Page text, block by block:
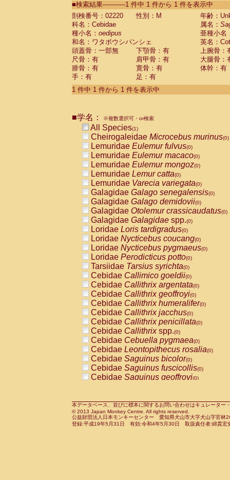
CebidaeSaguinus labiatus(0)
Cebidae Saguinus leucopus (0)
Cebidae
Cebidae
CebidaeSaguinus nigricollis (0)
Cebidae Saguinus oedipus
Cebidae Saguinus weddelli
Cebidae Saguinusspp.
Cebidae Aotus trivirgatus
Cebidae Cebus albifrons
CebidaeCebus nigrivittatus
CebidaeCebus
CebidaeSaimiri boliviensis(0)
CebidaeSaimiri sciureus(0)
AtelidaeAlouatta caraya(0)
AtelidaeAlouatta fusca(0)
AtelidaeAlouatta seniculus
AtelidaeAlouattaspp.(0)
AtelidaeAteles belzebuth(0)
AtelidaeAteles geoffroyi(0)
AtelidaeAteles paniscus(0)
AtelidaeAtelesspp.(0)
Atelidae Lagothrix lagothricha
AtelidaeLagothrix lagothricha cana
PitheciidaeCacajao calvus
PitheciidaeCallicebus cupreus
PitheciidaeCallicebus donacophilus
PitheciidaeCallicebus moloch
PitheciidaeCallicebus torquatus
PitheciidaeCallicebusspp.(0)
PitheciidaeChiropotes satanas(0)
PitheciidaePithecia monachus
PitheciidaePithecia pithecia(0)
CercopithecidaeCercocebus agilis
CercopithecidaeCercocebus
CercopithecidaeCercocebus
CercopithecidaeCercocebus
CercopithecidaeCercocebus
CercopithecidaeCercocebushybrid
CercopithecidaePapio anubis(0)
CercopithecidaePapio cynocephalus
CercopithecidaePapio hamadryas(0)
■検索結果-----------1 件中 1 件から 1 件を表示中
剖検番号：02220
性別：M
年齢：
科名：Cebidae
属名：
種小名： oedipus
亜種小名
和名：ワタボウシパンシェ
英名：
頭蓋骨：一部無
下顎骨：有
上腕骨：
尺骨：有
肩甲骨：有
大腿骨：
腓骨：有
寛骨：有
体幹：有
手：有
足：有
1 件中 1 件から 1 件を表示中
■学名： ※複数選択可・or検索
All Species(1)
Cheirogaleidae Microcebus murinus(0)
Lemuridae Eulemur fulvus(0)
Lemuridae Eulemur macaco(0)
Lemuridae Eulemur mongoz(0)
Lemuridae Lemur catta(0)
Lemuridae Varecia variegata(0)
Galagidae Galago senegalensis(0)
Galagidae Galago demidovii(0)
Galagidae Otolemur crassicaudatus(0)
Galagidae Galagidae spp.(0)
Loridae Loris tardigradus(0)
Loridae Nycticebus coucang(0)
Loridae Nycticebus pygmaeus(0)
Loridae Perodicticus potto(0)
Tarsiidae Tarsius syrichta(0)
Cebidae Callimico goeldii(0)
Cebidae Callithrix argentata(0)
Cebidae Callithrix geoffroyi(0)
Cebidae Callithrix humeralifer(0)
Cebidae Callithrix jacchus(0)
Cebidae Callithrix penicillata(0)
Cebidae Callithrixspp.(0)
Cebidae Cebuella pygmaea(0)
Cebidae Leontopithecus rosalia(0)
Cebidae Saguinus bicolor(0)
Cebidae Saguinus fuscicollis(0)
Cebidae Saguinus geoffroyi(0)
CebidaeSaguinus leucopus(0)
CebidaeSaguinus midas(0)
Cebidae Saguinus mystax(0)
本データベース、並びに標本に関するお問い合わせはキュレータ
© 2013 Japan Monkey Centre. All rights reserved.
公益財団法人日本モンキーセンター 愛知県犬山市大字犬山字官
登録:平成19年5月31日 有効:令和4年5月30日 取扱責任者:綿貫宏